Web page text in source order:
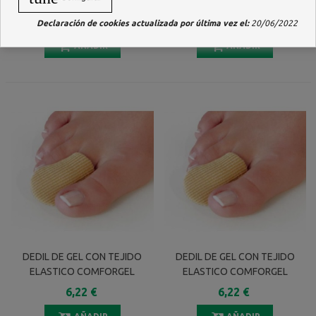
AUTOADHESIVO SILICONA
CC213 4 UNIDADES
5,89 €
AÑADIR
UNIDADES
12,21 €
AÑADIR
DEDIL DE GEL CON TEJIDO
ELASTICO COMFORGEL
TALLA L
6,22 €
DEDIL DE GEL CON TEJIDO
ELASTICO COMFORGEL
TALLA S
6,22 €
Declaración de cookies actualizada por última vez el:20/06/2022